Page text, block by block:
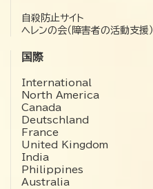
自殺防止サイト
ヘレンの会（障害者の活動支援）
国際
International
North America
Canada
Deutschland
France
United Kingdom
India
Philippines
Australia